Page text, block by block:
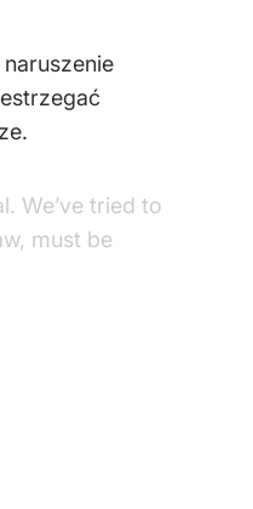
We’ve tried to
must be